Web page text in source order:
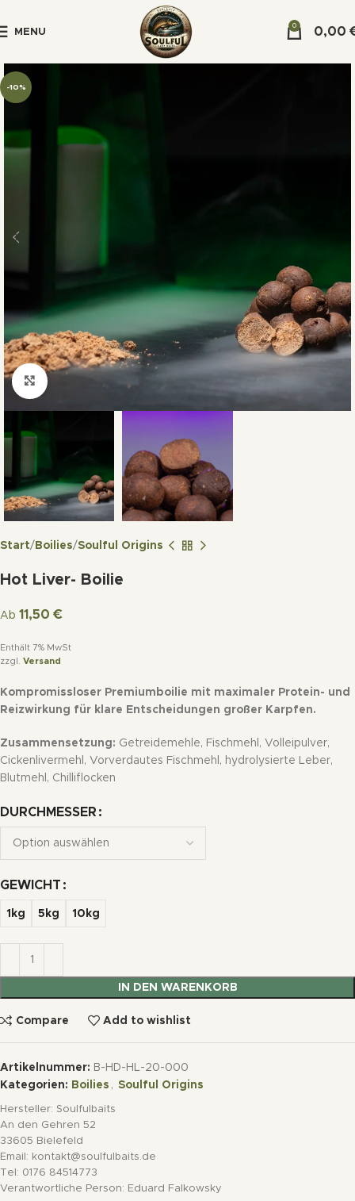
MENU
0 0,00
-10%
Click to enlarge
Start Boilies Soulful Origins
Hot Liver- Boilie
Ab 11,50 €
Enthält 7% MwSt
zzgl. Versand
Kompromissloser Premiumboilie mit maximaler Protein- und
Reizwirkung für klare Entscheidungen großer Karpfen.
Zusammensetzung: Getreidemehle, Fischmehl, Volleipulver,
Cickenlivermehl, Vorverdautes Fischmehl, hydrolysierte Leber,
Blutmehl, Chilliflocken
DURCHMESSER
GEWICHT
1kg 5kg 10kg
IN DEN WARENKORB
Compare Add to wishlist
Artikelnummer: B-HD-HL-20-000
Kategorien: Boilies , Soulful Origins
Hersteller: Soulfulbaits
An den Gehren 52
33605 Bielefeld
Email: kontakt@soulfulbaits.de
Tel: 0176 84514773
Verantwortliche Person: Eduard Falkowsky